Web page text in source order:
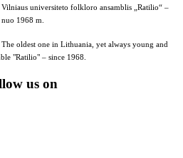
Vilniaus universiteto folkloro ansamblis „Ratilio“ –
nuo 1968 m.
The oldest one in Lithuania, yet always young and
"Ratilio" – since 1968.
us on